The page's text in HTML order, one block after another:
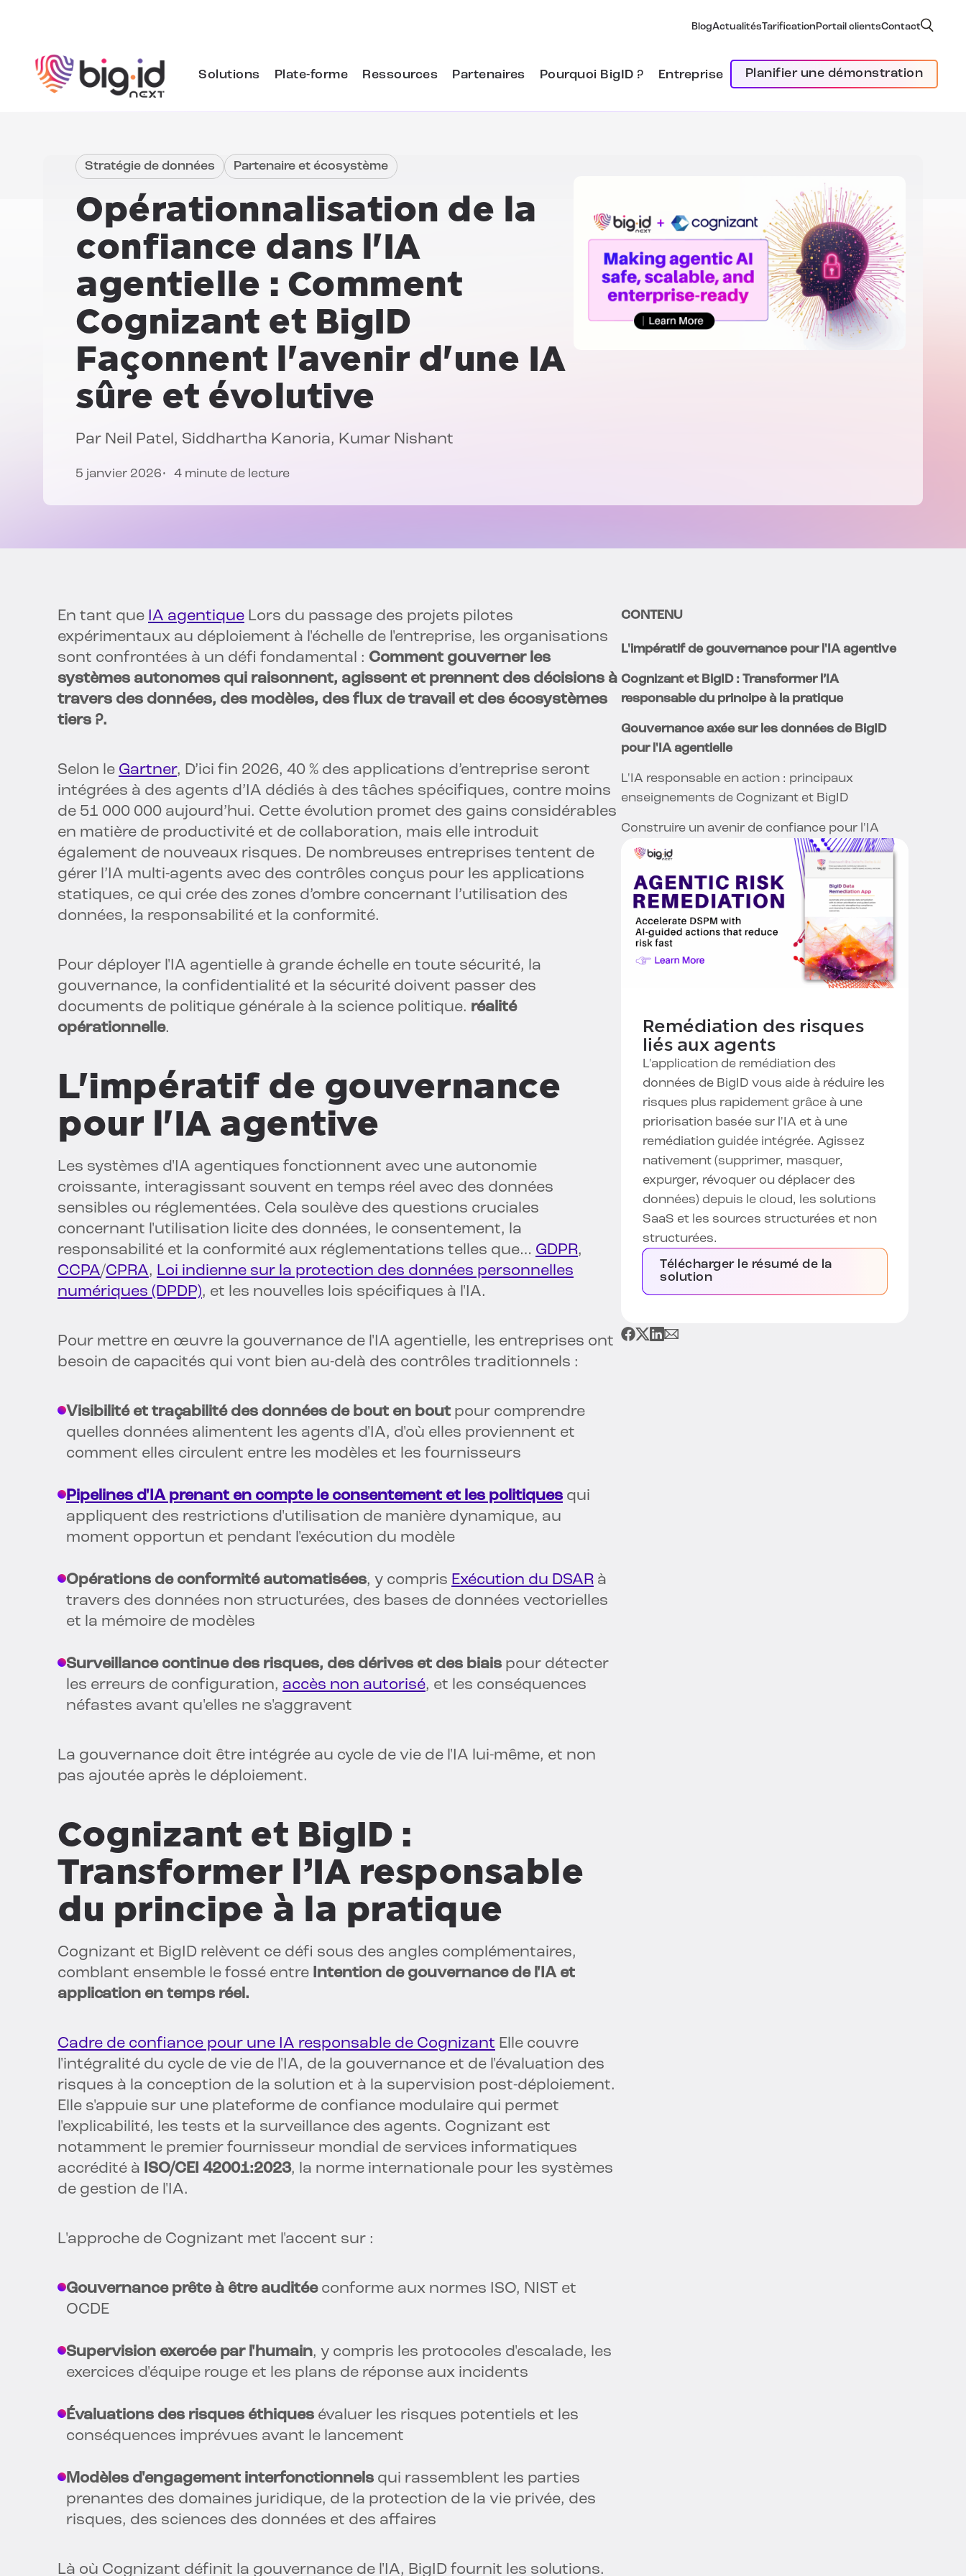
BlogActualitésTarification Portail clientsContact
Solutions Plate-forme Ressources Partenaires Pourquoi BigID ? Entreprise Planifier une démonstration
Stratégie de données Partenaire et écosystème
Opérationnalisation de la
confiance dans l'IA
agentielle : Comment
Cognizant et BigID
Façonnent l'avenir d'une IA
sûre et évolutive
Par Neil Patel, Siddhartha Kanoria, Kumar Nishant
5 janvier 2026 4 minute de lecture
En tant que IA agentique Lors du passage des projets pilotes
expérimentaux au déploiement à l'échelle de l'entreprise, les organisations
sont confrontées à un défi fondamental : Comment gouverner les
systèmes autonomes qui raisonnent, agissent et prennent des décisions à
travers des données, des modèles, des flux de travail et des écosystèmes
tiers ?.
Selon le Gartner, D’ici fin 2026, 40 % des applications d’entreprise seront
intégrées à des agents d’IA dédiés à des tâches spécifiques, contre moins
de 51 000 000 aujourd’hui. Cette évolution promet des gains considérables
en matière de productivité et de collaboration, mais elle introduit
également de nouveaux risques. De nombreuses entreprises tentent de
gérer l’IA multi-agents avec des contrôles conçus pour les applications
statiques, ce qui crée des zones d’ombre concernant l’utilisation des
données, la responsabilité et la conformité.
Pour déployer l'IA agentielle à grande échelle en toute sécurité, la
gouvernance, la confidentialité et la sécurité doivent passer des
documents de politique générale à la science politique. réalité
opérationnelle.
L'impératif de gouvernance
pour l'IA agentive
Les systèmes d'IA agentiques fonctionnent avec une autonomie
croissante, interagissant souvent en temps réel avec des données
sensibles ou réglementées. Cela soulève des questions cruciales
concernant l'utilisation licite des données, le consentement, la
responsabilité et la conformité aux réglementations telles que… GDPR,
CCPA/CPRA, Loi indienne sur la protection des données personnelles
numériques (DPDP), et les nouvelles lois spécifiques à l'IA.
Pour mettre en œuvre la gouvernance de l'IA agentielle, les entreprises ont
besoin de capacités qui vont bien au-delà des contrôles traditionnels :
Visibilité et traçabilité des données de bout en bout pour comprendre
quelles données alimentent les agents d'IA, d'où elles proviennent et
comment elles circulent entre les modèles et les fournisseurs
Pipelines d'IA prenant en compte le consentement et les politiquesqui
appliquent des restrictions d'utilisation de manière dynamique, au
moment opportun et pendant l'exécution du modèle
Opérations de conformité automatisées, y compris Exécution du DSAR à
travers des données non structurées, des bases de données vectorielles
et la mémoire de modèles
Surveillance continue des risques, des dérives et des biais pour détecter
les erreurs de configuration, accès non autorisé, et les conséquences
néfastes avant qu'elles ne s'aggravent
La gouvernance doit être intégrée au cycle de vie de l'IA lui-même, et non
pas ajoutée après le déploiement.
Cognizant et BigID :
Transformer l’IA responsable
du principe à la pratique
Cognizant et BigID relèvent ce défi sous des angles complémentaires,
comblant ensemble le fossé entre Intention de gouvernance de l'IA et
application en temps réel.
Cadre de confiance pour une IA responsable de Cognizant Elle couvre
l'intégralité du cycle de vie de l'IA, de la gouvernance et de l'évaluation des
risques à la conception de la solution et à la supervision post-déploiement.
Elle s'appuie sur une plateforme de confiance modulaire qui permet
l'explicabilité, les tests et la surveillance des agents. Cognizant est
notamment le premier fournisseur mondial de services informatiques
accrédité à ISO/CEI 42001:2023, la norme internationale pour les systèmes
de gestion de l'IA.
L'approche de Cognizant met l'accent sur :
Gouvernance prête à être auditéeconforme aux normes ISO, NIST et
OCDE
Supervision exercée par l'humain, y compris les protocoles d'escalade, les
exercices d'équipe rouge et les plans de réponse aux incidents
Évaluations des risques éthiques évaluer les risques potentiels et les
conséquences imprévues avant le lancement
Modèles d'engagement interfonctionnels qui rassemblent les parties
prenantes des domaines juridique, de la protection de la vie privée, des
risques, des sciences des données et des affaires
Là où Cognizant définit la gouvernance de l'IA, BigID fournit les solutions.
CONTENU
L'impératif de gouvernance pour l'IA agentive
Cognizant et BigID : Transformer l’IA
responsable du principe à la pratique
Gouvernance axée sur les données de BigID
pour l'IA agentielle
L'IA responsable en action : principaux
enseignements de Cognizant et BigID
Construire un avenir de confiance pour l'IA
Remédiation des risques
liés aux agents
L'application de remédiation des
données de BigID vous aide à réduire les
risques plus rapidement grâce à une
priorisation basée sur l'IA et à une
remédiation guidée intégrée. Agissez
nativement (supprimer, masquer,
expurger, révoquer ou déplacer des
données) depuis le cloud, les solutions
SaaS et les sources structurées et non
structurées.
Télécharger le résumé de la
solution